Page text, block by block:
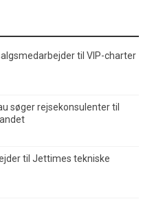
til VIP-charter
søger rejsekonsulenter til
til Jettimes tekniske